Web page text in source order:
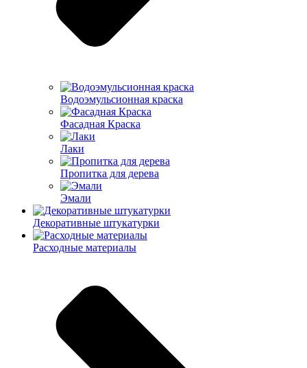
Водоэмульсионная краска
Фасадная Краска
Лаки
Пропитка для дерева
Эмали
Декоративные штукатурки
Расходные материалы